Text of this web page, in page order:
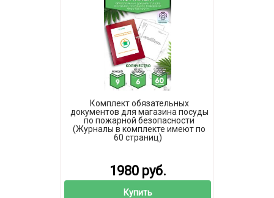
Комплект обязательных
документов для магазина посуды
по пожарной безопасности
(Журналы в комплекте имеют по
60 страниц)
1980 руб.
Купить